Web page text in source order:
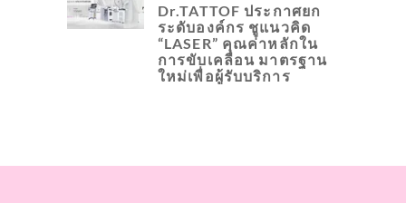
Dr.TATTOF ประกาศยก
ระดับองค์กร ชูแนวคิด
“LASER” คุณค่าหลักใน
การขับเคลื่อน มาตรฐาน
ใหม่เพื่อผู้รับบริการ